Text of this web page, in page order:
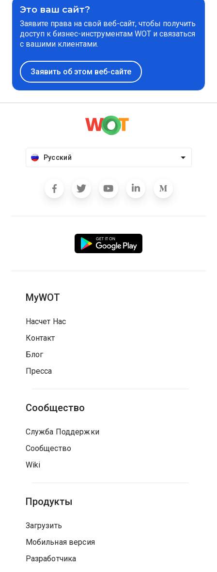
Это ваш сайт?
Заявите права на свой веб-сайт, чтобы получить
доступ к бизнес-инструментам WOT и связаться
с вашими клиентами.
Заявить об этом веб-сайте
Русский
MyWOT
Насчет Нас
Контакт
Блог
Пресса
Сообщество
Служба Поддержки
Сообщество
Wiki
Продукты
Загрузить
Мобильная версия
Разработчика